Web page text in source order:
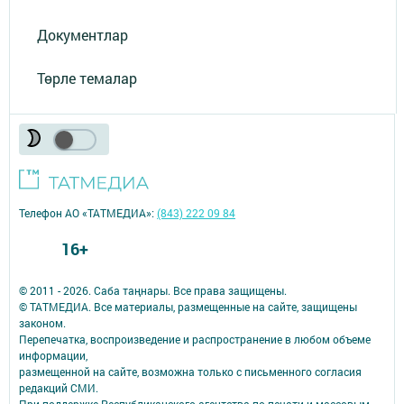
Документлар
Төрле темалар
© 2011 - 2026. Саба таңнары. Все права защищены.
© ТАТМЕДИА. Все материалы, размещенные на сайте, защищены
законом.
Перепечатка, воспроизведение и распространение в любом объеме
информации,
размещенной на сайте, возможна только с письменного согласия
редакций СМИ.
Телефон АО «ТАТМЕДИА»:(843) 222 09 84
16+